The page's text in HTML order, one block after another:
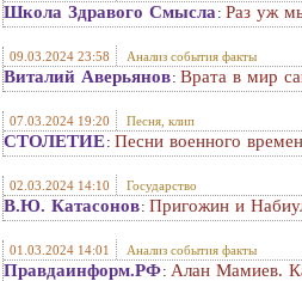
Школа Здравого Смысла : Раз уж
09.03.2024 23:58 Анализ события факты
Виталий Аверьянов: Врата в мир
07.03.2024 19:20 Песня, клип
СТОЛЕТИЕ: Песни военного
02.03.2024 14:10 Государство
В.Ю. Катасонов: Пригожин и
01.03.2024 14:01 Анализ события факты
Правдаинформ.РФ: Алан Мамиев.